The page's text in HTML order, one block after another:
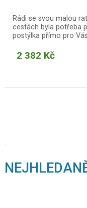
Rádi se svou malou
cestách byla potřeba
postýlka přímo pro
2 382 Kč
.